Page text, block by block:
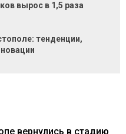
вырос в 1,5 раза
тенденции,
вернулись в стадию